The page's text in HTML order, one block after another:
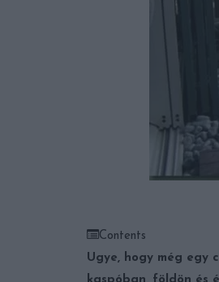
Contents
Ugye, hogy még egy